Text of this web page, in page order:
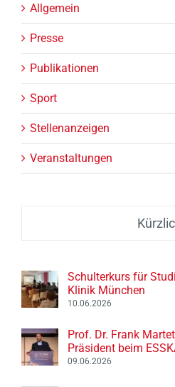
Allgemein
Presse
Publikationen
Sport
Stellenanzeigen
Veranstaltungen
Schulterkurs für
Klinik München
10.06.2026
Prof. Dr. Frank
Präsident beim
09.06.2026